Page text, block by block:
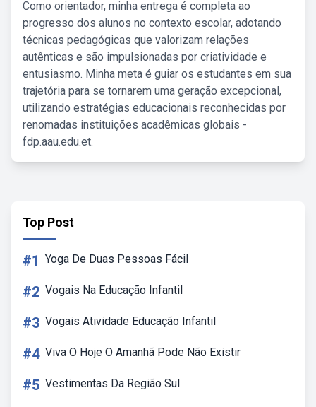
Como orientador, minha entrega é completa ao
progresso dos alunos no contexto escolar, adotando
técnicas pedagógicas que valorizam relações
autênticas e são impulsionadas por criatividade e
entusiasmo. Minha meta é guiar os estudantes em sua
trajetória para se tornarem uma geração excepcional,
utilizando estratégias educacionais reconhecidas por
renomadas instituições acadêmicas globais -
fdp.aau.edu.et.
Top Post
#1 Yoga De Duas Pessoas Fácil
#2 Vogais Na Educação Infantil
#3 Vogais Atividade Educação Infantil
#4 Viva O Hoje O Amanhã Pode Não Existir
#5 Vestimentas Da Região Sul